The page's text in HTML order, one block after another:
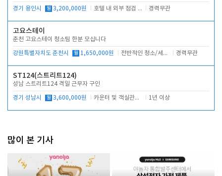
경기 용인시 월 3,200,000원 호텔 내 외부 점검 및 프런트 운영 경력무관
고요스테이
춘천 고요스테이 청소팀 한분 모십니다
강원특별자치도 춘천시 월 1,650,000원 전반적인 청소/세탁업무 경력무관
ST124(스트리트124)
성남 스트리트124 격일 근무자 구인
경기 성남시 월 3,600,000원 카운터 및 객실관리 전반 1년 이상
많이 본 기사